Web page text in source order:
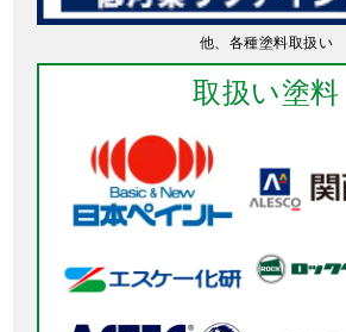
他、各種塗料取扱い
取扱い塗料